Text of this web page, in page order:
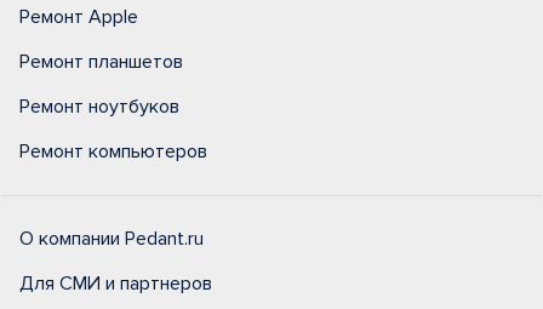
Ремонт Apple
Ремонт планшетов
Ремонт ноутбуков
Ремонт компьютеров
О компании Pedant.ru
Для СМИ и партнеров